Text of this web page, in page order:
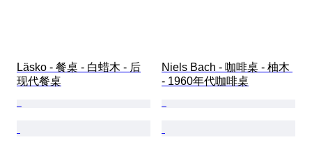
Läsko - 餐桌 - 白蜡木 - 后
现代餐桌
Niels Bach - 咖啡桌 - 柚木
- 1960年代咖啡桌